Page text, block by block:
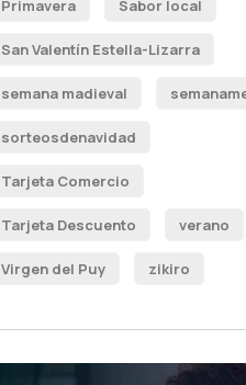
Primavera Sabor local
San Valentín Estella-Lizarra
semana madieval
sorteosdenavidad
Tarjeta Comercio
Tarjeta Descuento verano
Virgen del Puy zikiro